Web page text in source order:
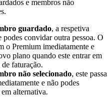
e membros não
guardado, a respetiva
convidar outra pessoa. O
o Premium imediatamente e
plano quando este entrar em
faturação.
não selecionado, este passa
e não podes
alternativa.